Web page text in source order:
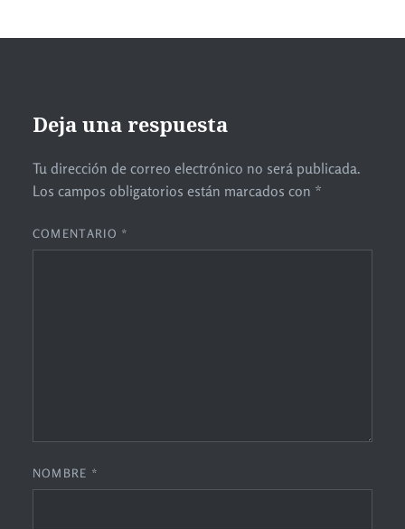
Deja una respuesta
Tu dirección de correo electrónico no será publicada.
Los campos obligatorios están marcados con *
COMENTARIO *
NOMBRE *